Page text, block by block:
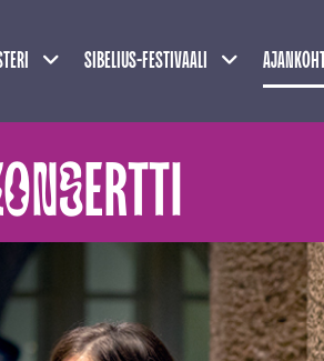
Näytä alasivut
SIBELIUS-FESTIVAALI Näytä